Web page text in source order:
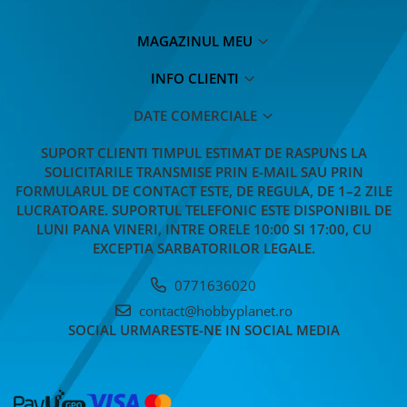
MACHETE ELICOPTERE SI AVIOANE
MACHETE MOTOCICLETE SI
MACHETE NAVE MILITARE –
MACHETE RALIU – Miniaturi Masini
de Raliu la Diverse Scari
MACHETE VEHICULE INTERVENTIE
MINI DIORAME
VITRINE, FIGURINE, ACCESORII
ACCESORII CARNAVAL
ACCESORII SI BIJUTERII CARNAVAL
MAGAZINUL MEU
INFO CLIENTI
DATE COMERCIALE
SUPORT CLIENTI TIMPUL ESTIMAT DE RASPUNS LA
SOLICITARILE TRANSMISE PRIN E-MAIL SAU PRIN
FORMULARUL DE CONTACT ESTE, DE REGULA, DE 1–2 ZILE
LUCRATOARE. SUPORTUL TELEFONIC ESTE DISPONIBIL DE
LUNI PANA VINERI, INTRE ORELE 10:00 SI 17:00, CU
EXCEPTIA SARBATORILOR LEGALE.
0771636020
contact@hobbyplanet.ro
SOCIAL URMARESTE-NE IN SOCIAL MEDIA